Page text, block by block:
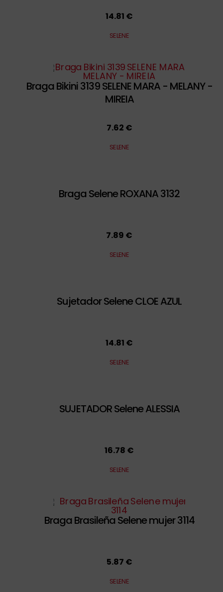
14.81 €
SELENE
Braga Bikini 3139 SELENE MARA - MELANY -
MIREIA
7.62 €
SELENE
Braga Selene ROXANA 3132
7.89 €
SELENE
Sujetador Selene CLOE AZUL
14.81 €
SELENE
SUJETADOR Selene ALESSIA
16.78 €
SELENE
Braga Brasileña Selene mujer 3114
5.87 €
SELENE